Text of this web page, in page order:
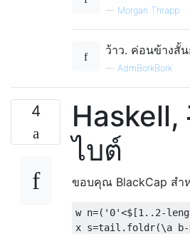
— Morgan Thrapp
ว้าว. ค่อนข้างสั้
— AdmBorkBork
4 Haskell,
ไบต์
ขอบคุณ BlackCap สำ
w n=('0'<$[1..2-
x s=tail.foldr(\a b-